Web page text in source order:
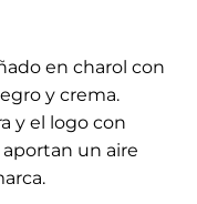
€.
en charol con
y crema.
y el logo con
un aire